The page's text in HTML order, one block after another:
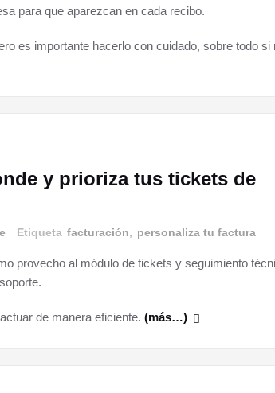
para que aparezcan en cada recibo.
es importante hacerlo con cuidado, sobre todo si
y prioriza tus tickets de
Etiqueta facturación, personaliza tu factura
provecho al módulo de tickets y seguimiento
de manera eficiente. (más…)